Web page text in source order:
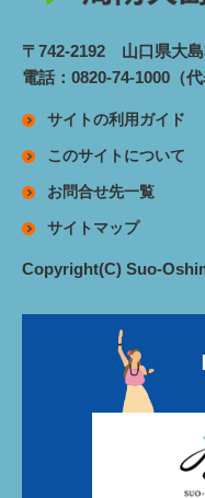
〒742-2192 山口県大
電話：0820-74-1000（
サイトの利用ガイド
このサイトについて
お問合せ先一覧
サイトマップ
Copyright(C) Suo-